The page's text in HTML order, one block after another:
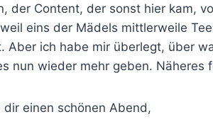
der Content, der sonst hier kam,
eins der Mädels mittlerweile
ich habe mir überlegt, über
nun wieder mehr geben. Näheres
einen schönen Abend,